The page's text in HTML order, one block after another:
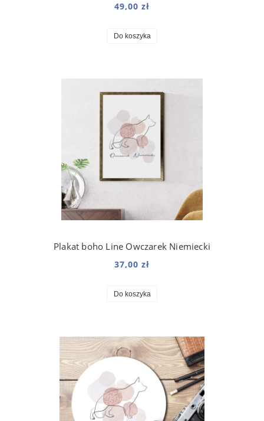
49,00 zł
Do koszyka
Plakat boho Line Owczarek Niemiecki
37,00 zł
Do koszyka